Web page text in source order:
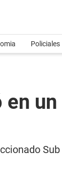
Policiales